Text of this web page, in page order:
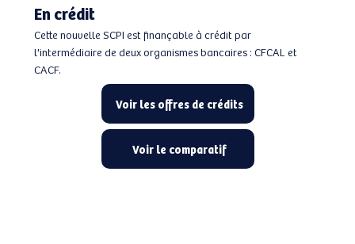
En crédit
Cette nouvelle SCPI est finançable à crédit par
l'intermédiaire de deux organismes bancaires : CFCAL et
CACF.
Voir les offres de crédits
Voir le comparatif